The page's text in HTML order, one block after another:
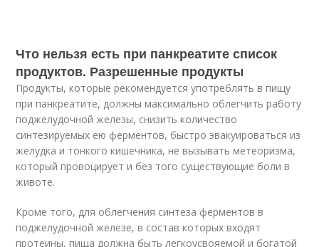
Что нельзя есть при панкреатите список
продуктов. Разрешенные продукты
Продукты, которые рекомендуется употреблять в пищу
при панкреатите, должны максимально облегчить работу
поджелудочной железы, снизить количество
синтезируемых ею ферментов, быстро эвакуироваться из
желудка и тонкого кишечника, не вызывать метеоризма,
который провоцирует и без того существующие боли в
животе.
Кроме того, для облегчения синтеза ферментов в
поджелудочной железе, в состав которых входят
протеины, пища должна быть легкоусвояемой и богатой